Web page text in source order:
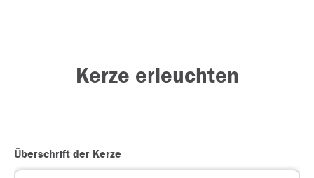
Kerze erleuchten
Überschrift der Kerze